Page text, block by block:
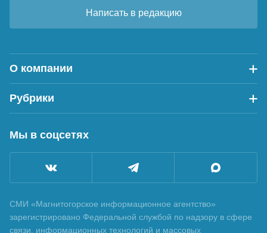
Написать в редакцию
О компании
Рубрики
Мы в соцсетях
СМИ «Магнитогорское информационное агентство»
зарегистрировано Федеральной службой по надзору в сфере
связи, информационных технологий и массовых